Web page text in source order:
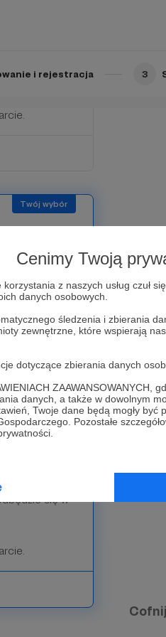
Cenimy Twoją
z naszych usług czuł
danych osobowych.
śledzenia i zbierania
zewnętrzne, które wspierają
dotyczące zbierania danych
ZAAWANSOWANYCH,
danych, a także w dowolnym
Twoje dane będą mogły
Pozostałe
i rejestracja 3
się w
Umieścimy
dla grupy
gatunku z
w maju 2023
się w
Cofnij